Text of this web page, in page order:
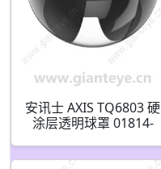
安讯士 AXIS TQ6803 硬
涂层透明球罩 01814-